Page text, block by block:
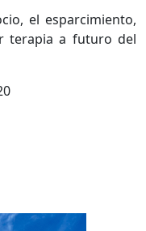
el esparcimiento,
terapia a futuro del
a la reactivación del
entra a coalición